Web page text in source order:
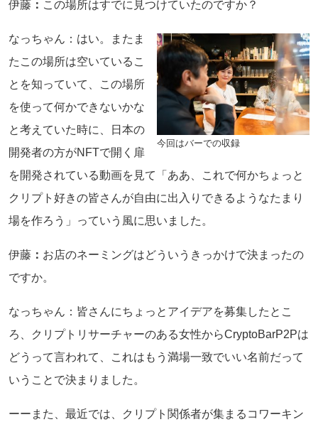
伊藤 ： この場所はすでに見つけていたのですか？
今回はバーでの収録
なっちゃん：はい。またま
たこの場所は空いているこ
とを知っていて、この場所
を使って何かできないかな
と考えていた時に、日本の
開発者の方がNFTで開く扉
を開発されている動画を見て「ああ、これで何かちょっと
クリプト好きの皆さんが自由に出入りできるようなたまり
場を作ろう」っていう風に思いました。
伊藤 ： お店のネーミングはどういうきっかけで決まったの
ですか。
なっちゃん：皆さんにちょっとアイデアを募集したとこ
ろ、クリプトリサーチャーのある女性からCryptoBarP2Pは
どうって言われて、これはもう満場一致でいい名前だって
いうことで決まりました。
ーーまた、最近では、クリプト関係者が集まるコワーキン